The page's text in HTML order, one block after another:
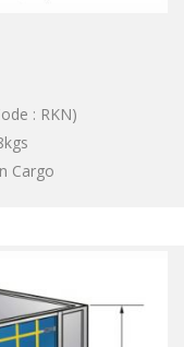
: RKN)
Cargo